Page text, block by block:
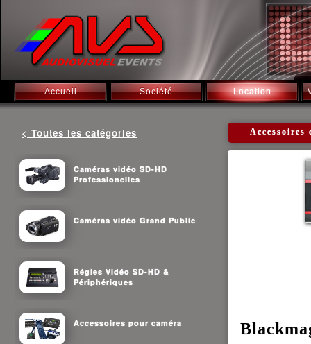
Accueil Société Location
< Toutes les catégories
Caméras vidéo SD-HD
Professionelles
Caméras vidéo Grand Public
Régies Vidéo SD-HD &
Périphériques
Accessoires pour caméra
Accessoires